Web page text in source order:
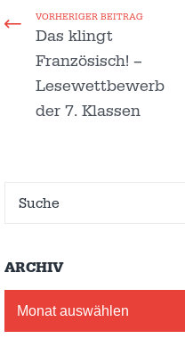
VORHERIGER BEITRAG
Das klingt
Französisch! –
Lesewettbewerb
der 7. Klassen
ARCHIV